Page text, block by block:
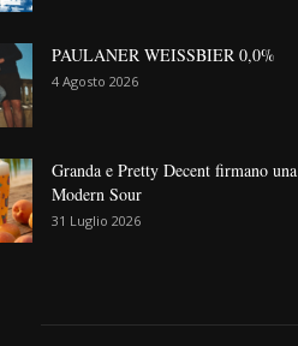
PAULANER WEISSBIER 0,0%
4 Agosto 2026
Granda e Pretty Decent firmano una
Modern Sour
31 Luglio 2026